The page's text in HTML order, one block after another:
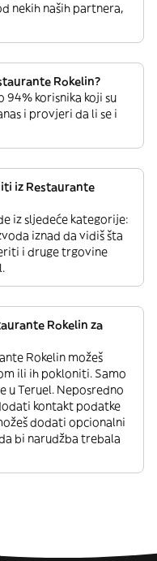
nekih naših partnera,
Rokelin?
94% korisnika koji su
i provjeri da li se i
iz Restaurante
iz sljedeće kategorije:
iznad da vidiš šta
i druge trgovine
Rokelin za
Rokelin možeš
ili ih pokloniti. Samo
u Teruel. Neposredno
kontakt podatke
dodati opcionalni
bi narudžba trebala